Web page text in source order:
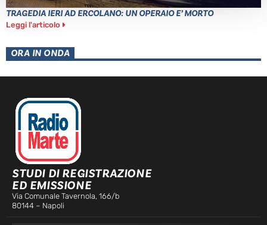
TRAGEDIA IERI AD ERCOLANO: UN OPERAIO E’ MORTO
Leggi l'articolo
ORA IN ONDA
STUDI DI REGISTRAZIONE
ED EMISSIONE
Via Comunale Tavernola, 166/b
80144 – Napoli